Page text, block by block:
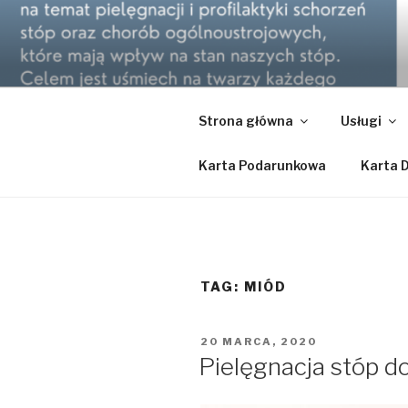
Przeskocz
treści
GABINET
KOTYŃSKA
Podolog dla Twoich stóp,
Strona główna Usługi
Karta Podarunkowa Karta
TAG: MIÓD
OPUBLIKOWANE
20 MARCA, 2020
Pielęgnacja stóp